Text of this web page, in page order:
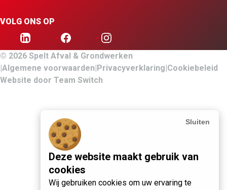
VOLG ONS OP
© 2026 Spelt Afval & Grondwerken
Algemene voorwaarden Privacyverklaring Cookiebeleid
Website door Team Switch
Sluiten
Deze website maakt gebruik van
cookies
Wij gebruiken cookies om uw ervaring te